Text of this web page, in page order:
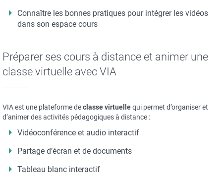
Connaître les bonnes pratiques pour intégrer les vidéos
dans son espace cours
Préparer ses cours à distance et animer une
classe virtuelle avec VIA
VIA est une plateforme declasse virtuellequi permet d’organiser et
d’animer des activités pédagogiques à distance :
Vidéoconférence et audio interactif
Partage d’écran et de documents
Tableau blanc interactif